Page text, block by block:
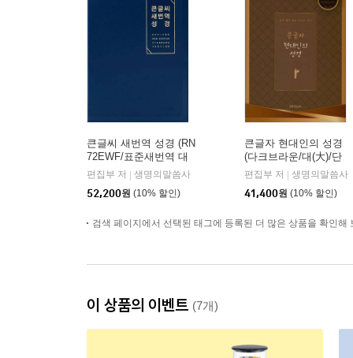
큰글씨 새번역 성경 (RN
72EWF/표준새번역 대
단본/무지퍼/PU/반달 색
인/주석 없음/뉴다크네
이비)
편집부 저
생명의말씀사
52,200원 (10% 할인)
큰글자 현대인의 성경
(다크브라운/대(大)/단
본/색인/천연우피)
편집부 저
생명의말씀사
41,400원 (10% 할인)
검색 페이지에서 선택된 태그에 등록된 더 많은 상품을 확인해
이 상품의 이벤트 (7개)